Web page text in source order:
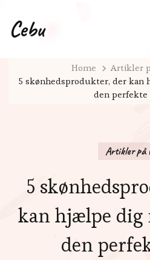
Cebu
Home
Artikler
5 skønhedsprodukter, der kan
den perfekte
Artikler på
5
kan hjælpe dig
den